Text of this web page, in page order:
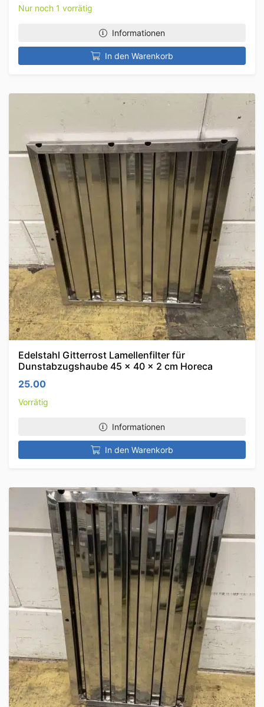
Nur noch 1 vorrätig
Informationen
In den Warenkorb
Edelstahl Gitterrost Lamellenfilter für
Dunstabzugshaube 45 x 40 x 2 cm Horeca
25.00
Vorrätig
Informationen
In den Warenkorb